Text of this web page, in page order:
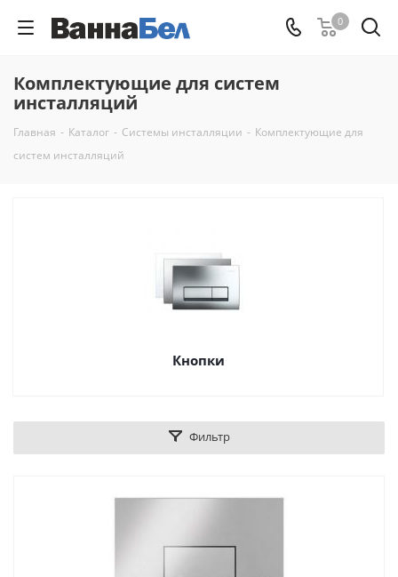
0
Комплектующие для систем
инсталляций
Главная - Каталог - Системы инсталляции - Комплектующие для
систем инсталляций
Кнопки
Фильтр